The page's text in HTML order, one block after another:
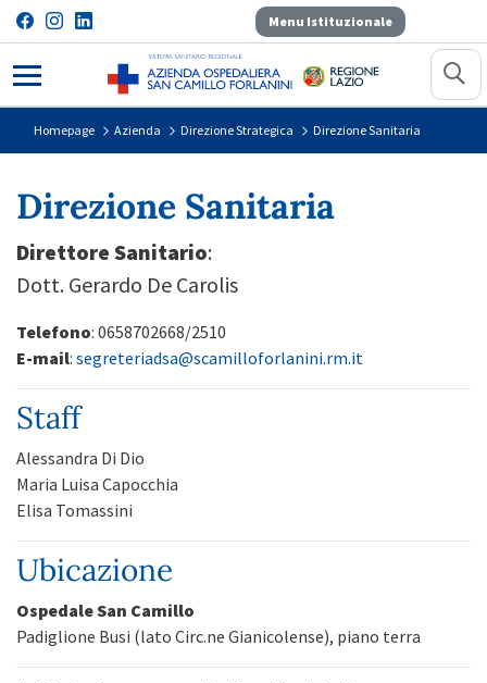
Menu Istituzionale
Direzione Sanitaria
Homepage Azienda Direzione Strategica Direzione Sanitaria
Direzione Sanitaria
Direttore Sanitario:
Dott. Gerardo De Carolis
Telefono: 0658702668/2510
E-mail: segreteriadsa@scamilloforlanini.rm.it
Staff
Alessandra Di Dio
Maria Luisa Capocchia
Elisa Tomassini
Ubicazione
Ospedale San Camillo
Padiglione Busi (lato Circ.ne Gianicolense), piano terra